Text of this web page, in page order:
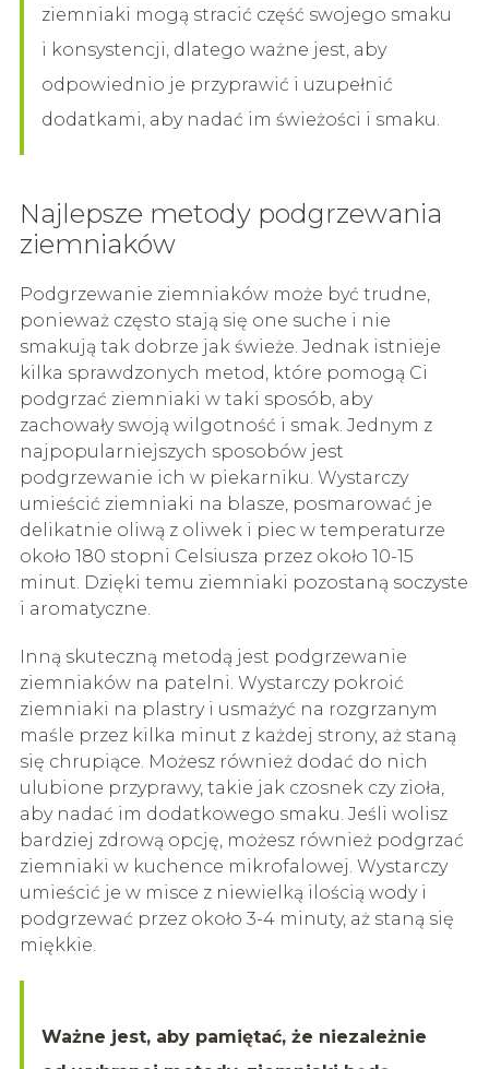
ziemniaki mogą stracić część swojego smaku
i konsystencji, dlatego ważne jest, aby
odpowiednio je przyprawić i uzupełnić
dodatkami, aby nadać im świeżości i smaku.
Najlepsze metody podgrzewania
ziemniaków
Podgrzewanie ziemniaków może być trudne,
ponieważ często stają się one suche i nie
smakują tak dobrze jak świeże. Jednak istnieje
kilka sprawdzonych metod, które pomogą Ci
podgrzać ziemniaki w taki sposób, aby
zachowały swoją wilgotność i smak. Jednym z
najpopularniejszych sposobów jest
podgrzewanie ich w piekarniku. Wystarczy
umieścić ziemniaki na blasze, posmarować je
delikatnie oliwą z oliwek i piec w temperaturze
około 180 stopni Celsiusza przez około 10-15
minut. Dzięki temu ziemniaki pozostaną soczyste
i aromatyczne.
Inną skuteczną metodą jest podgrzewanie
ziemniaków na patelni. Wystarczy pokroić
ziemniaki na plastry i usmażyć na rozgrzanym
maśle przez kilka minut z każdej strony, aż staną
się chrupiące. Możesz również dodać do nich
ulubione przyprawy, takie jak czosnek czy zioła,
aby nadać im dodatkowego smaku. Jeśli wolisz
bardziej zdrową opcję, możesz również podgrzać
ziemniaki w kuchence mikrofalowej. Wystarczy
umieścić je w misce z niewielką ilością wody i
podgrzewać przez około 3-4 minuty, aż staną się
miękkie.
Ważne jest, aby pamiętać, że niezależnie